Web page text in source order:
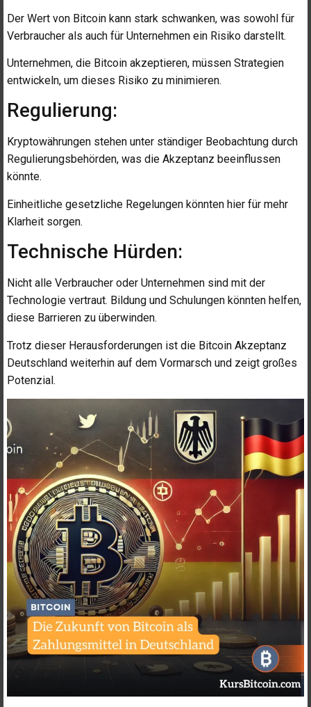
Der Wert von Bitcoin kann stark schwanken, was sowohl für
Verbraucher als auch für Unternehmen ein Risiko darstellt.
Unternehmen, die Bitcoin akzeptieren, müssen Strategien
entwickeln, um dieses Risiko zu minimieren.
Regulierung:
Kryptowährungen stehen unter ständiger Beobachtung durch
Regulierungsbehörden, was die Akzeptanz beeinflussen
könnte.
Einheitliche gesetzliche Regelungen könnten hier für mehr
Klarheit sorgen.
Technische Hürden:
Nicht alle Verbraucher oder Unternehmen sind mit der
Technologie vertraut. Bildung und Schulungen könnten helfen,
diese Barrieren zu überwinden.
Trotz dieser Herausforderungen ist die Bitcoin Akzeptanz
Deutschland weiterhin auf dem Vormarsch und zeigt großes
Potenzial.